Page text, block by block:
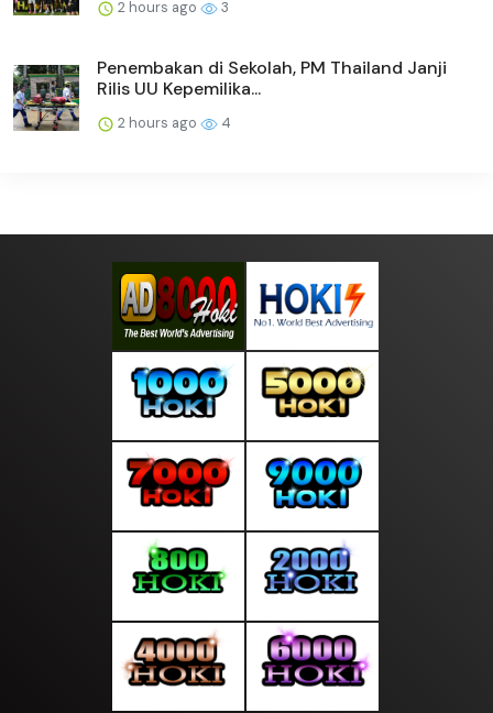
2 hours ago 3
Penembakan di Sekolah, PM Thailand Janji
Rilis UU Kepemilika...
2 hours ago 4